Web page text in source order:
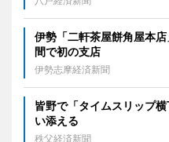
伊勢「二軒茶屋餅角屋本
間で初の支店
伊勢志摩経済新聞
皆野で「タイムスリップ
い添える
秩父経済新聞